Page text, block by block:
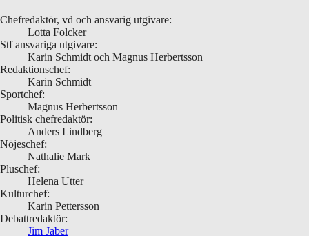
Chefredaktör, vd och ansvarig utgivare:
Lotta Folcker
Stf ansvariga utgivare:
Karin Schmidt och Magnus Herbertsson
Redaktionschef:
Karin Schmidt
Sportchef:
Magnus Herbertsson
Politisk chefredaktör:
Anders Lindberg
Nöjeschef:
Nathalie Mark
Pluschef:
Helena Utter
Kulturchef:
Karin Pettersson
Debattredaktör:
Jim Jaber